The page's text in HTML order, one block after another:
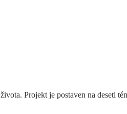
Projekt je postaven na deseti